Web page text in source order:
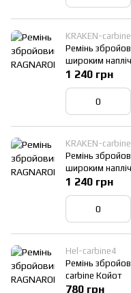
KRAKEN-
Ремінь
широким
1 240 грн
KRAKEN-
Ремінь
широким
1 240 грн
Hel-carbine4
Ремінь
carbine Койот
780 грн